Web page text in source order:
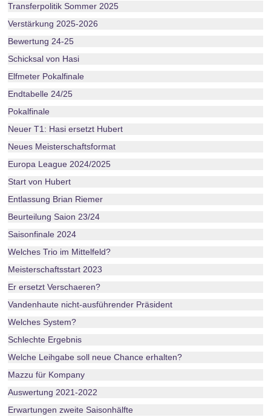
Transferpolitik Sommer 2025
Verstärkung 2025-2026
Bewertung 24-25
Schicksal von Hasi
Elfmeter Pokalfinale
Endtabelle 24/25
Pokalfinale
Neuer T1: Hasi ersetzt Hubert
Neues Meisterschaftsformat
Europa League 2024/2025
Start von Hubert
Entlassung Brian Riemer
Beurteilung Saion 23/24
Saisonfinale 2024
Welches Trio im Mittelfeld?
Meisterschaftsstart 2023
Er ersetzt Verschaeren?
Vandenhaute nicht-ausführender Präsident
Welches System?
Schlechte Ergebnis
Welche Leihgabe soll neue Chance erhalten?
Mazzu für Kompany
Auswertung 2021-2022
Erwartungen zweite Saisonhälfte